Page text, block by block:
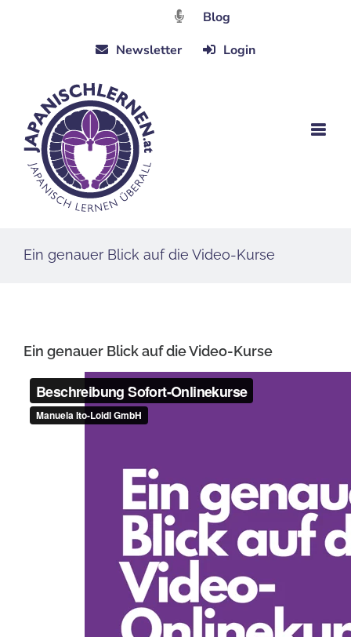
Blog
Newsletter
Login
Ein genauer Blick auf die Video-Kurse
Ein genauer Blick auf die Video-Kurse